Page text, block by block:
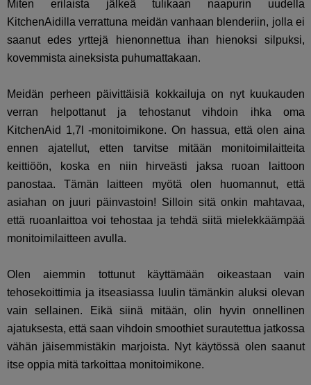
Miten erilaista jälkeä tulikaan naapurin uudella
KitchenAidilla verrattuna meidän vanhaan blenderiin, jolla ei
saanut edes yrttejä hienonnettua ihan hienoksi silpuksi,
kovemmista aineksista puhumattakaan.
Meidän perheen päivittäisiä kokkailuja on nyt kuukauden
verran helpottanut ja tehostanut vihdoin ihka oma
KitchenAid 1,7l -monitoimikone. On hassua, että olen aina
ennen ajatellut, etten tarvitse mitään monitoimilaitteita
keittiöön, koska en niin hirveästi jaksa ruoan laittoon
panostaa. Tämän laitteen myötä olen huomannut, että
asiahan on juuri päinvastoin! Silloin sitä onkin mahtavaa,
että ruoanlaittoa voi tehostaa ja tehdä siitä mielekkäämpää
monitoimilaitteen avulla.
Olen aiemmin tottunut käyttämään oikeastaan vain
tehosekoittimia ja itseasiassa luulin tämänkin aluksi olevan
vain sellainen. Eikä siinä mitään, olin hyvin onnellinen
ajatuksesta, että saan vihdoin smoothiet surautettua jatkossa
vähän jäisemmistäkin marjoista. Nyt käytössä olen saanut
itse oppia mitä tarkoittaa monitoimikone.